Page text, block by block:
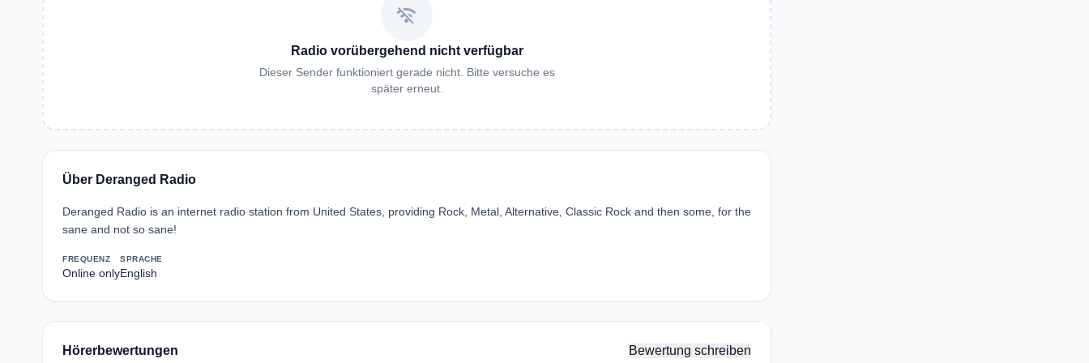
wifi_off
Radio vorübergehend nicht verfügbar
Dieser Sender funktioniert gerade nicht. Bitte versuche es
später erneut.
Über Deranged Radio
Deranged Radio is an internet radio station from United States, providing Rock, Metal, Alternative, Classic Rock and then some, for the
sane and not so sane!
FREQUENZ
Online only
SPRACHE
English
Hörerbewertungen Bewertung schreiben